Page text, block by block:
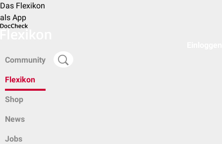
Das Flexikon
als App
Community
Flexikon
Shop
News
Jobs